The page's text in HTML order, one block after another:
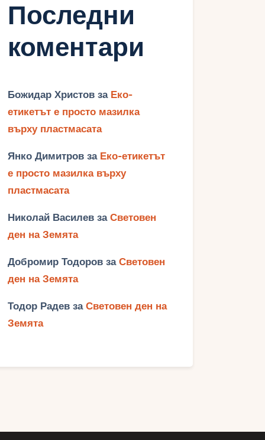
Последни
коментари
Божидар Христов за Еко-
етикетът е просто мазилка
върху пластмасата
Янко Димитров за Еко-етикетът
е просто мазилка върху
пластмасата
Николай Василев заСветовен
ден на Земята
Добромир Тодоров заСветовен
ден на Земята
Тодор Радев заСветовен ден на
Земята